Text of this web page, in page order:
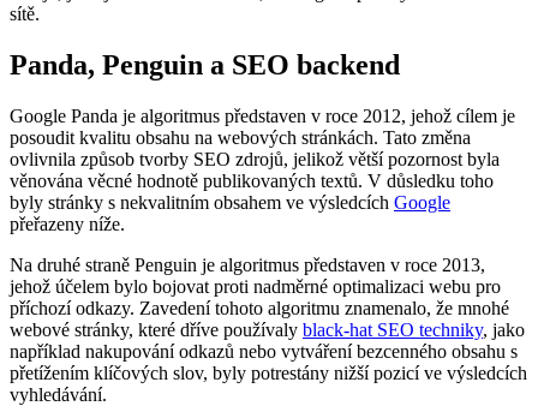
sítě.
Panda, Penguin a SEO backend
Google Panda je algoritmus představen v roce 2012, jehož cílem je
posoudit kvalitu obsahu na webových stránkách. Tato změna
ovlivnila způsob tvorby SEO zdrojů, jelikož větší pozornost byla
věnována věcné hodnotě publikovaných textů. V důsledku toho
byly stránky s nekvalitním obsahem ve výsledcích Google
přeřazeny níže.
Na druhé straně Penguin je algoritmus představen v roce 2013,
jehož účelem bylo bojovat proti nadměrné optimalizaci webu pro
příchozí odkazy. Zavedení tohoto algoritmu znamenalo, že mnohé
webové stránky, které dříve používaly black-hat SEO techniky, jako
například nakupování odkazů nebo vytváření bezcenného obsahu s
přetížením klíčových slov, byly potrestány nižší pozicí ve výsledcích
vyhledávání.